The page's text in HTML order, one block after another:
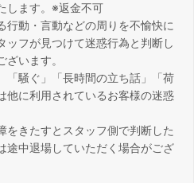
します。※返金不可
行動・言動などの周りを不愉快に
ッフが見つけて迷惑行為と判断し
います。
「騒ぐ」「長時間の立ち話」「荷
他に利用されているお客様の迷惑
をきたすとスタッフ側で判断した
途中退場していただく場合がござ